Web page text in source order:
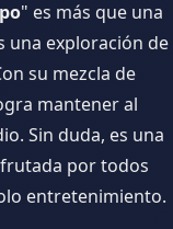
" es más que una
una exploración de
su mezcla de
mantener al
Sin duda, es una
por todos
entretenimiento.